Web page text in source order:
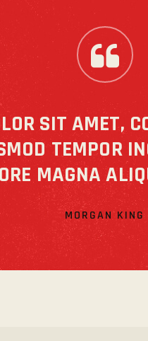
SIT AMET,
TEMPOR
MAGNA
MORGAN KING